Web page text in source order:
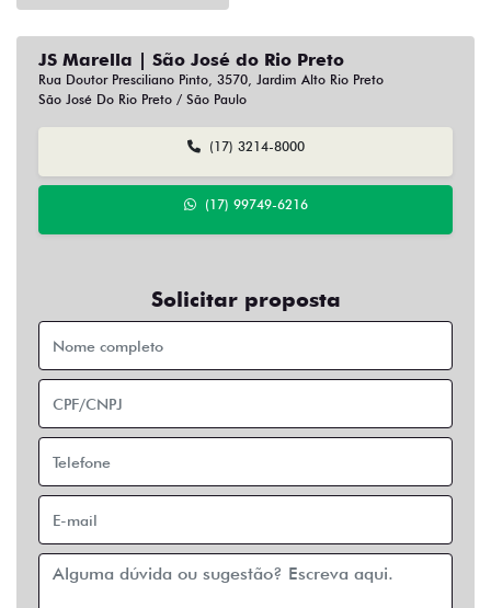
JS Marella | São José do Rio Preto
Rua Doutor Presciliano Pinto, 3570, Jardim Alto Rio Preto
São José Do Rio Preto / São Paulo
(17) 3214-8000
(17) 99749-6216
Solicitar proposta